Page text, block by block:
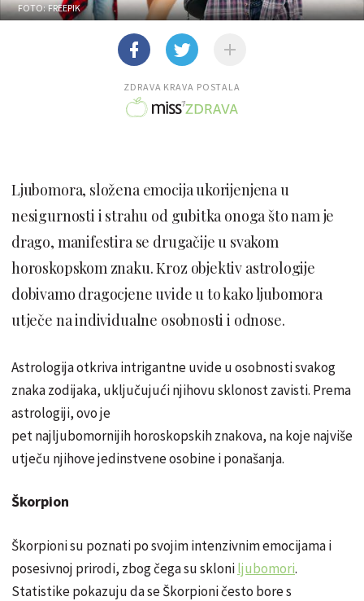
FOTO: FREEPIK
ZDRAVA KRAVA POSTALA
Ljubomora, složena emocija ukorijenjena u
nesigurnosti i strahu od gubitka onoga što nam je
drago, manifestira se drugačije u svakom
horoskopskom znaku. Kroz objektiv astrologije
dobivamo dragocjene uvide u to kako ljubomora
utječe na individualne osobnosti i odnose.
Astrologija otkriva intrigantne uvide u osobnosti svakog
znaka zodijaka, uključujući njihovu sklonost zavisti. Prema
astrologiji, ovo je
pet najljubomornijih horoskopskih znakova, na koje najviše
utječu njihove jedinstvene osobine i ponašanja.
Škorpion
Škorpioni su poznati po svojim intenzivnim emocijama i
posesivnoj prirodi, zbog čega su skloniljubomori.
Statistike pokazuju da se Škorpioni često bore s